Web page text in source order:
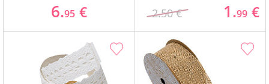
6.95 € 2.50 € 1.99 €